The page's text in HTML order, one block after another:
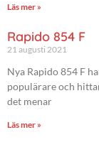
Läs mer »
Rapido 854 F
21 augusti 2021
Nya Rapido 854 F
populärare och
det menar
Läs mer »